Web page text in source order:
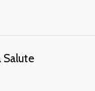
Salute